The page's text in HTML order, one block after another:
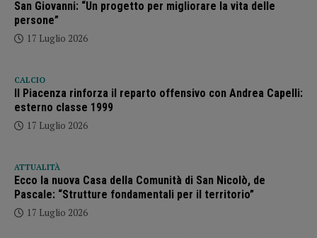
San Giovanni: “Un progetto per migliorare la vita delle
persone”
17 Luglio 2026
CALCIO
Il Piacenza rinforza il reparto offensivo con Andrea Capelli:
esterno classe 1999
17 Luglio 2026
ATTUALITÀ
Ecco la nuova Casa della Comunità di San Nicolò, de
Pascale: “Strutture fondamentali per il territorio”
17 Luglio 2026